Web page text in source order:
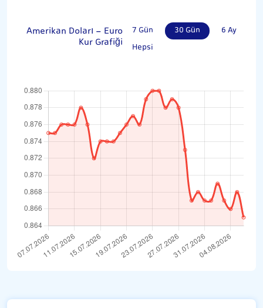
Amerikan Doları - Euro
Kur Grafiği
7 Gün 30 Gün
6 Ay
Hepsi